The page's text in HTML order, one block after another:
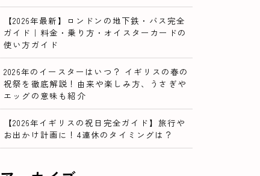
【2026年最新】ロンドンの地下鉄・バス完全
ガイド｜料金・乗り方・オイスターカードの
使い方ガイド
2026年のイースターはいつ？ イギリスの春の
祝祭を徹底解説！由来や楽しみ方、うさぎや
エッグの意味も紹介
【2026年イギリスの祝日完全ガイド】旅行や
お出かけ計画に！4連休のタイミングは？